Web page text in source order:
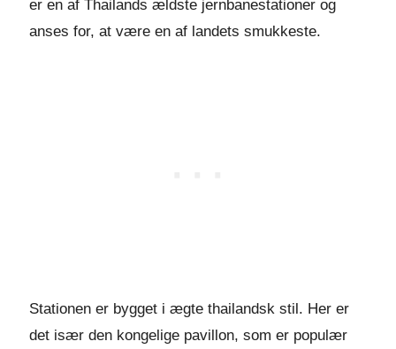
er en af Thailands ældste jernbanestationer og
anses for, at være en af landets smukkeste.
Stationen er bygget i ægte thailandsk stil. Her er
det især den kongelige pavillon, som er populær